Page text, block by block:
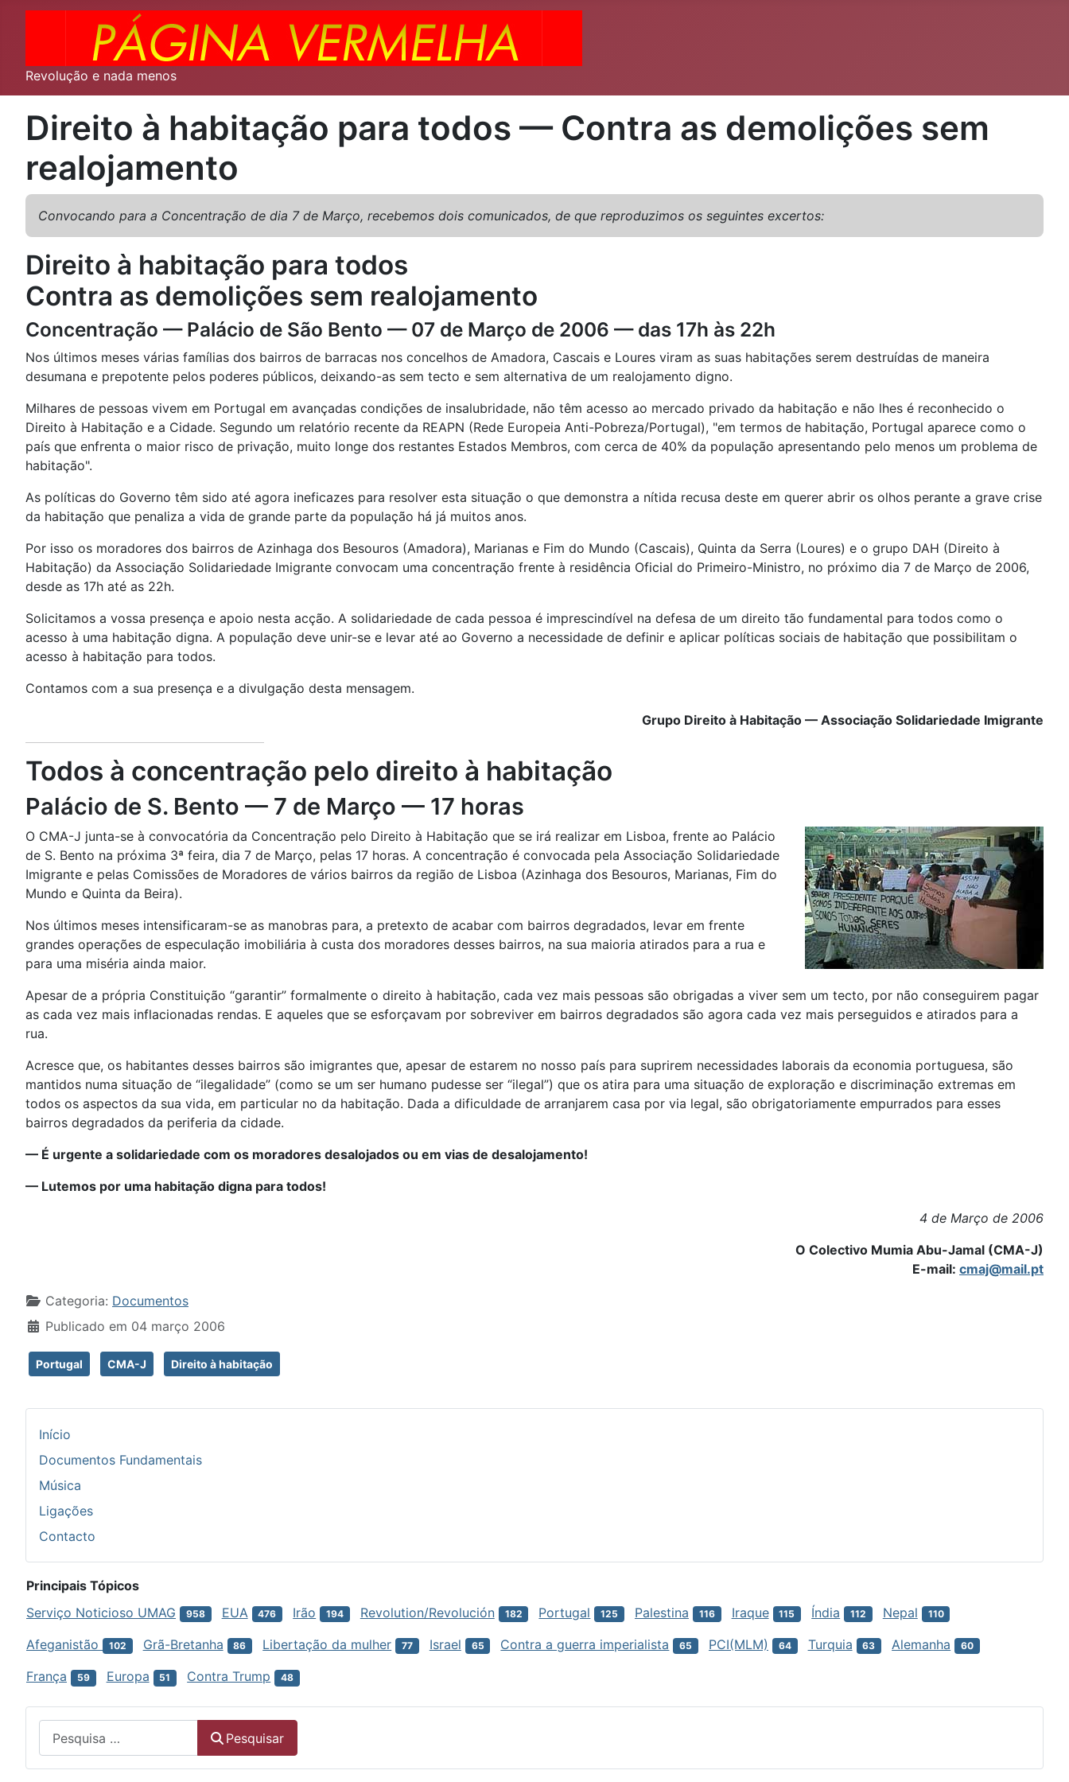
Revolução e nada menos
Direito à habitação para todos — Contra as demolições sem
realojamento
Convocando para a Concentração de dia 7 de Março, recebemos dois comunicados, de que reproduzimos os seguintes excertos:
Direito à habitação para todos
Contra as demolições sem realojamento
Concentração — Palácio de São Bento — 07 de Março de 2006 — das 17h às 22h
Nos últimos meses várias famílias dos bairros de barracas nos concelhos de Amadora, Cascais e Loures viram as suas habitações serem destruídas de maneira
desumana e prepotente pelos poderes públicos, deixando-as sem tecto e sem alternativa de um realojamento digno.
Milhares de pessoas vivem em Portugal em avançadas condições de insalubridade, não têm acesso ao mercado privado da habitação e não lhes é reconhecido o
Direito à Habitação e a Cidade. Segundo um relatório recente da REAPN (Rede Europeia Anti-Pobreza/Portugal), "em termos de habitação, Portugal aparece como o
país que enfrenta o maior risco de privação, muito longe dos restantes Estados Membros, com cerca de 40% da população apresentando pelo menos um problema de
habitação".
As políticas do Governo têm sido até agora ineficazes para resolver esta situação o que demonstra a nítida recusa deste em querer abrir os olhos perante a grave crise
da habitação que penaliza a vida de grande parte da população há já muitos anos.
Por isso os moradores dos bairros de Azinhaga dos Besouros (Amadora), Marianas e Fim do Mundo (Cascais), Quinta da Serra (Loures) e o grupo DAH (Direito à
Habitação) da Associação Solidariedade Imigrante convocam uma concentração frente à residência Oficial do Primeiro-Ministro, no próximo dia 7 de Março de 2006,
desde as 17h até as 22h.
Solicitamos a vossa presença e apoio nesta acção. A solidariedade de cada pessoa é imprescindível na defesa de um direito tão fundamental para todos como o
acesso à uma habitação digna. A população deve unir-se e levar até ao Governo a necessidade de definir e aplicar políticas sociais de habitação que possibilitam o
acesso à habitação para todos.
Contamos com a sua presença e a divulgação desta mensagem.
Grupo Direito à Habitação — Associação Solidariedade Imigrante
Todos à concentração pelo direito à habitação
Palácio de S. Bento — 7 de Março — 17 horas
O CMA-J junta-se à convocatória da Concentração pelo Direito à Habitação que se irá realizar em Lisboa, frente ao Palácio
de S. Bento na próxima 3ª feira, dia 7 de Março, pelas 17 horas. A concentração é convocada pela Associação Solidariedade
Imigrante e pelas Comissões de Moradores de vários bairros da região de Lisboa (Azinhaga dos Besouros, Marianas, Fim do
Mundo e Quinta da Beira).
Nos últimos meses intensificaram-se as manobras para, a pretexto de acabar com bairros degradados, levar em frente
grandes operações de especulação imobiliária à custa dos moradores desses bairros, na sua maioria atirados para a rua e
para uma miséria ainda maior.
Apesar de a própria Constituição “garantir” formalmente o direito à habitação, cada vez mais pessoas são obrigadas a viver sem um tecto, por não conseguirem pagar
as cada vez mais inflacionadas rendas. E aqueles que se esforçavam por sobreviver em bairros degradados são agora cada vez mais perseguidos e atirados para a
rua.
Acresce que, os habitantes desses bairros são imigrantes que, apesar de estarem no nosso país para suprirem necessidades laborais da economia portuguesa, são
mantidos numa situação de “ilegalidade” (como se um ser humano pudesse ser “ilegal”) que os atira para uma situação de exploração e discriminação extremas em
todos os aspectos da sua vida, em particular no da habitação. Dada a dificuldade de arranjarem casa por via legal, são obrigatoriamente empurrados para esses
bairros degradados da periferia da cidade.
— É urgente a solidariedade com os moradores desalojados ou em vias de desalojamento!
— Lutemos por uma habitação digna para todos!
4 de Março de 2006
O Colectivo Mumia Abu-Jamal (CMA-J)
E-mail: cmaj@mail.pt
Detalhes
Categoria: Documentos
Publicado em 04 março 2006
Portugal CMA-J Direito à habitação
Início
Documentos Fundamentais
Música
Ligações
Contacto
Principais Tópicos
Serviço Noticioso UMAG
958 EUA 476 Irão 194 Revolution/Revolución 182 Portugal 125 Palestina 116 Iraque 115 Índia 112 Nepal 110
Afeganistão 102 Grã-Bretanha 86 Libertação da mulher 77 Israel 65 Contra a guerra imperialista 65 PCI(MLM) 64 Turquia 63 Alemanha 60
França 59 Europa 51 Contra Trump 48
Pesquisar